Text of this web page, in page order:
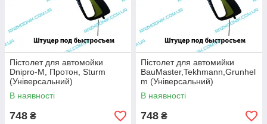
Пістолет для автомойки
Dnipro-M, Протон, Sturm
(Універсальний)
В наявності
748 ₴
Пістолет для автомийки
BauMaster,Tekhmann,Grunhel
m (Універсальний)
В наявності
748 ₴